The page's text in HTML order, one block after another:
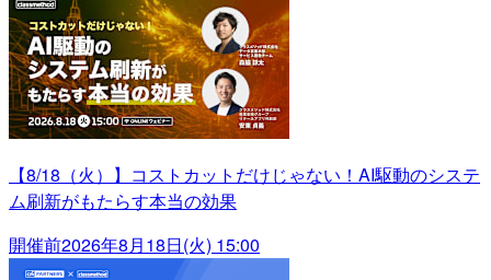
【8/18（火）】コストカットだけじゃない！AI駆動のシステ
ム刷新がもたらす本当の効果
開催前2026年8月18日(火) 15:00